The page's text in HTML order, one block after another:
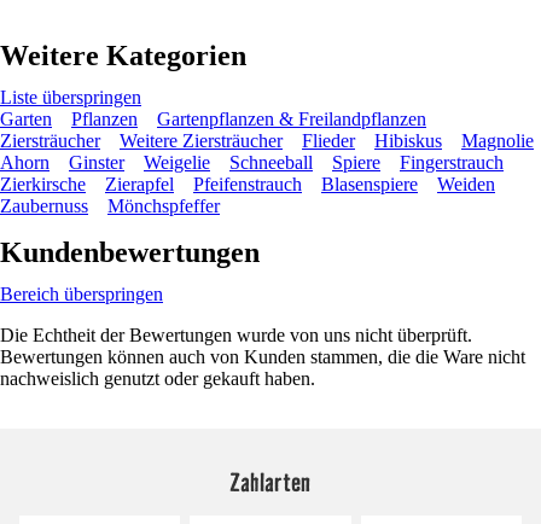
Weitere Kategorien
Liste überspringen
Garten
Pflanzen
Gartenpflanzen & Freilandpflanzen
Ziersträucher
Weitere Ziersträucher Flieder Hibiskus
Magnolie
Ahorn
Ginster Weigelie Schneeball Spiere
Fingerstrauch
Zierkirsche
Zierapfel Pfeifenstrauch Blasenspiere
Weiden
Zaubernuss
Mönchspfeffer
Kundenbewertungen
Bereich überspringen
Die Echtheit der Bewertungen wurde von uns nicht überprüft.
Bewertungen können auch von Kunden stammen, die die Ware nicht
nachweislich genutzt oder gekauft haben.
Zahlarten